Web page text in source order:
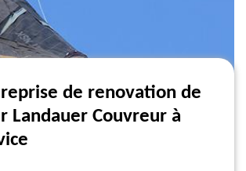
de renovation de
Landauer Couvreur à